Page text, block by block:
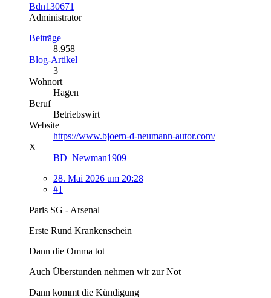
Bdn130671
Administrator
Beiträge
8.958
Blog-Artikel
3
Wohnort
Hagen
Beruf
Betriebswirt
Website
https://www.bjoern-d-neumann-autor.com/
X
BD_Newman1909
28. Mai 2026 um 20:28
#1
Paris SG - Arsenal
Erste Rund Krankenschein
Dann die Omma tot
Auch Überstunden nehmen wir zur Not
Dann kommt die Kündigung